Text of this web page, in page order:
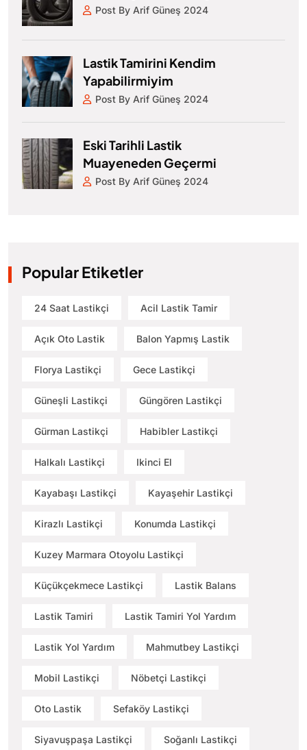
Post By Arif Güneş 2024
Lastik Tamirini Kendim
Yapabilirmiyim
Post By Arif Güneş 2024
Eski Tarihli Lastik
Muayeneden Geçermi
Post By Arif Güneş 2024
Popular Etiketler
24 Saat Lastikçi Acil Lastik Tamir
Açık Oto Lastik Balon Yapmış Lastik
Florya Lastikçi Gece Lastikçi
Güneşli Lastikçi Güngören Lastikçi
Gürman Lastikçi Habibler Lastikçi
Halkalı Lastikçi Ikinci El
Kayabaşı Lastikçi Kayaşehir Lastikçi
Kirazlı Lastikçi Konumda Lastikçi
Kuzey Marmara Otoyolu Lastikçi
Küçükçekmece Lastikçi Lastik Balans
Lastik Tamiri Lastik Tamiri Yol Yardım
Lastik Yol Yardım Mahmutbey Lastikçi
Mobil Lastikçi Nöbetçi Lastikçi
Oto Lastik Sefaköy Lastikçi
Siyavuşpaşa Lastikçi Soğanlı Lastikçi